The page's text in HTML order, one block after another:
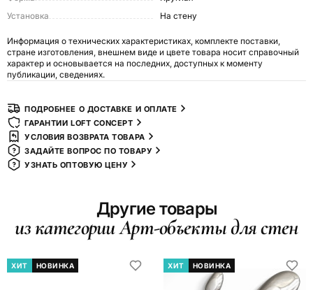
Установка
На стену
Информация о технических характеристиках, комплекте поставки,
стране изготовления, внешнем виде и цвете товара носит справочный
характер и основывается на последних, доступных к моменту
публикации, сведениях.
ПОДРОБНЕЕ О ДОСТАВКЕ И ОПЛАТЕ
ГАРАНТИИ LOFT CONCEPT
УСЛОВИЯ ВОЗВРАТА ТОВАРА
ЗАДАЙТЕ ВОПРОС ПО ТОВАРУ
УЗНАТЬ ОПТОВУЮ ЦЕНУ
Другие товары
из категории Арт-объекты для стен
ХИТ НОВИНКА ХИТ НОВИНКА